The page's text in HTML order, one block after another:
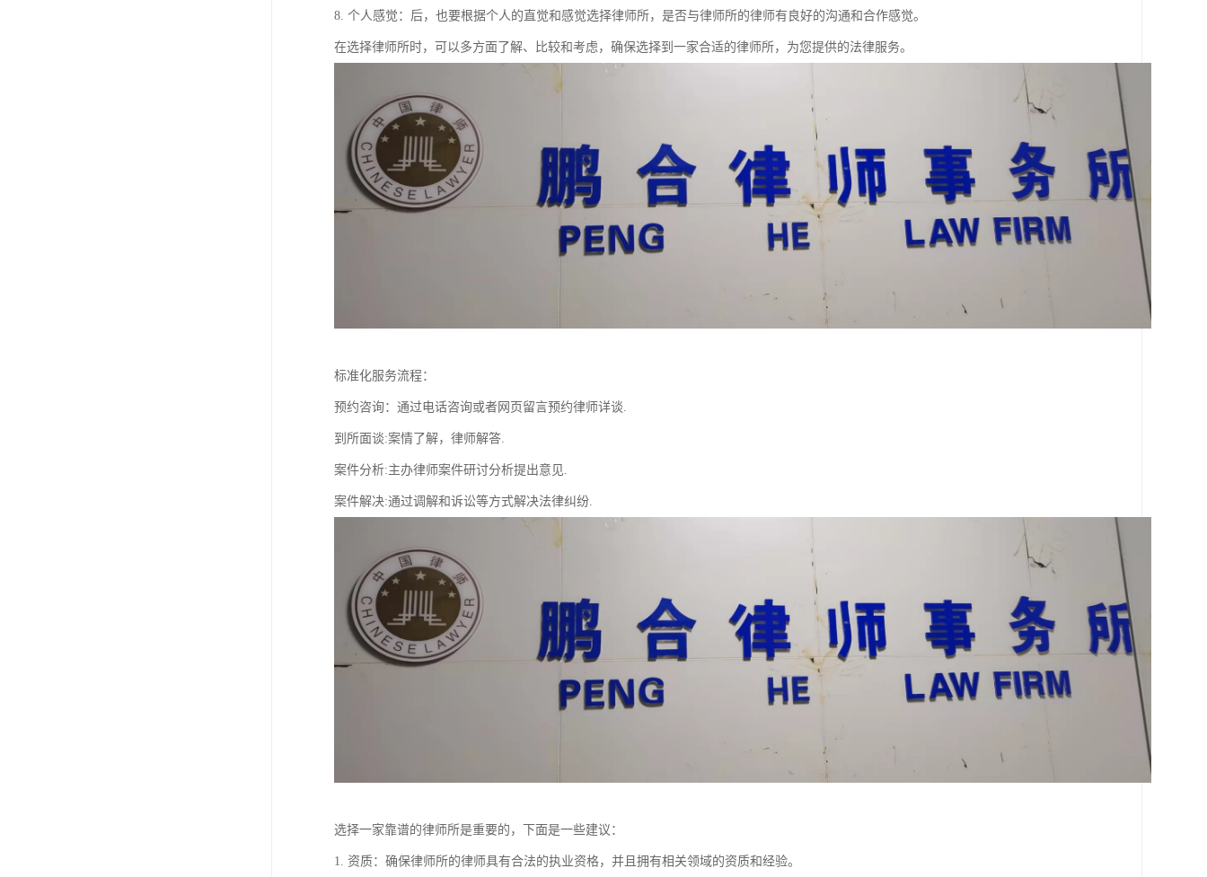
8. 个人感觉：后，也要根据个人的直觉和感觉选择律师所，是否与律师所的律师有良好的沟通和合作感觉。
在选择律师所时，可以多方面了解、比较和考虑，确保选择到一家合适的律师所，为您提供的法律服务。
标准化服务流程：
预约咨询：通过电话咨询或者网页留言预约律师详谈.
到所面谈:案情了解，律师解答.
案件分析:主办律师案件研讨分析提出意见.
案件解决:通过调解和诉讼等方式解决法律纠纷.
选择一家靠谱的律师所是重要的，下面是一些建议：
1. 资质：确保律师所的律师具有合法的执业资格，并且拥有相关领域的资质和经验。